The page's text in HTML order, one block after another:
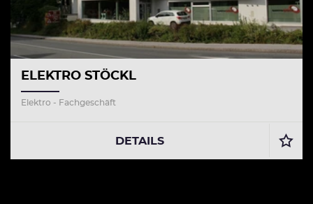
ELEKTRO STÖCKL
Elektro - Fachgeschäft
DETAILS